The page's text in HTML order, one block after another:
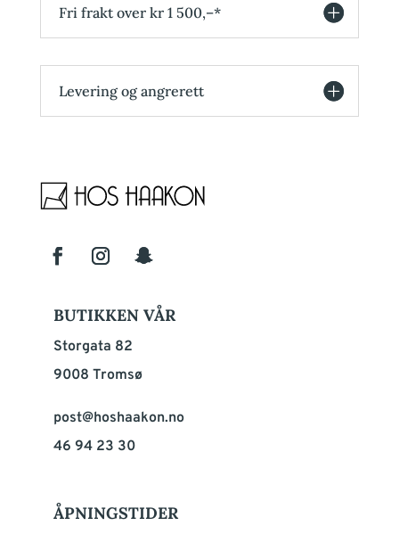
Fri frakt over kr 1 500,–*
Levering og angrerett
BUTIKKEN VÅR
Storgata 82
9008 Tromsø
post@hoshaakon.no
46 94 23 30
ÅPNINGSTIDER